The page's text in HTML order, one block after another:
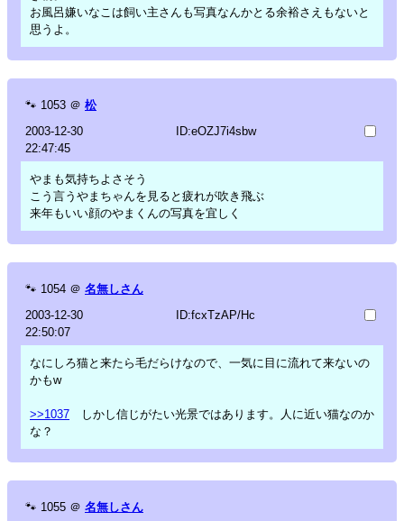
お風呂嫌いなこは飼い主さんも写真なんかとる余裕さえもないと
思うよ。
🐾 1053 ＠ 松
2003-12-30
22:47:45
ID:eOZJ7i4sbw
やまも気持ちよさそう
こう言うやまちゃんを見ると疲れが吹き飛ぶ
来年もいい顔のやまくんの写真を宜しく
🐾 1054 ＠ 名無しさん
2003-12-30
22:50:07
ID:fcxTzAP/Hc
なにしろ猫と来たら毛だらけなので、一気に目に流れて来ないの
かもw
>>1037 しかし信じがたい光景ではあります。人に近い猫なのか
な？
🐾 1055 ＠ 名無しさん